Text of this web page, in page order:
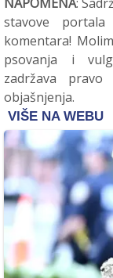
stavove
komentara!
psovanja i
zadržava
objašnjenja.